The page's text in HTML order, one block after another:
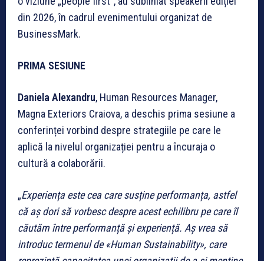
din 2026, în cadrul evenimentului organizat de
BusinessMark.
PRIMA SESIUNE
Daniela Alexandru, Human Resources Manager,
Magna Exteriors Craiova, a deschis prima sesiune a
conferinței vorbind despre strategiile pe care le
aplică la nivelul organizației pentru a încuraja o
cultură a colaborării.
„Experiența este cea care susține performanța, astfel
că aș dori să vorbesc despre acest echilibru pe care îl
căutăm între performanță și experiență. Aș vrea să
introduc termenul de «Human Sustainability», care